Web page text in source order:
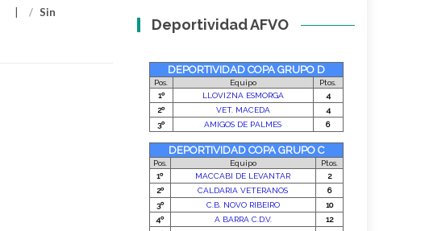
/ Sin
Deportividad AFVO